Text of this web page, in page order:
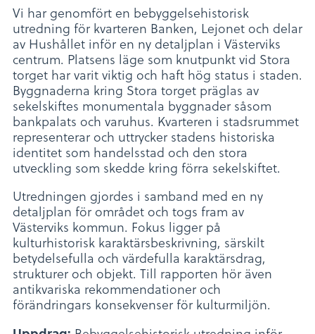
Vi har genomfört en bebyggelsehistorisk
utredning för kvarteren Banken, Lejonet och delar
av Hushållet inför en ny detaljplan i Västerviks
centrum. Platsens läge som knutpunkt vid Stora
torget har varit viktig och haft hög status i staden.
Byggnaderna kring Stora torget präglas av
sekelskiftes monumentala byggnader såsom
bankpalats och varuhus. Kvarteren i stadsrummet
representerar och uttrycker stadens historiska
identitet som handelsstad och den stora
utveckling som skedde kring förra sekelskiftet.
Utredningen gjordes i samband med en ny
detaljplan för området och togs fram av
Västerviks kommun. Fokus ligger på
kulturhistorisk karaktärsbeskrivning, särskilt
betydelsefulla och värdefulla karaktärsdrag,
strukturer och objekt. Till rapporten hör även
antikvariska rekommendationer och
förändringars konsekvenser för kulturmiljön.